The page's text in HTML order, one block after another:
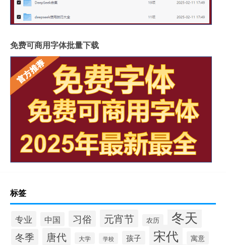
免费可商用字体批量下载
标签
专业 中国 习俗 元宵节 农历 冬天
冬季 唐代 大学 学校 孩子 宋代 寓意